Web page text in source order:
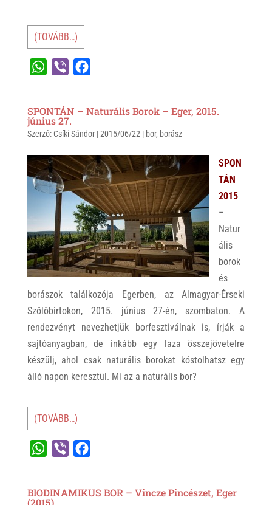
(TOVÁBB…)
t
s
p
p
e
r
e
b
o
k
SPONTÁN – Naturális Borok – Eger, 2015.
június 27.
Szerző: Csíki Sándor|2015/06/22 | bor, borász
SPON
TÁN
2015
–
Natur
ális
borok
és
borászok találkozója Egerben, az Almagyar-Érseki
Szőlőbirtokon, 2015. június 27-én, szombaton. A
rendezvényt nevezhetjük borfesztiválnak is, írják a
sajtóanyagban, de inkább egy laza összejövetelre
készülj, ahol csak naturális borokat kóstolhatsz egy
álló napon keresztül. Mi az a naturális bor?
(TOVÁBB…)
t
e
e
BIODINAMIKUS BOR – Vincze Pincészet, Eger
(2015)